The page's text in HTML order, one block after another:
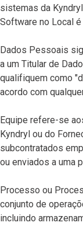
sistemas da
Software no Local é
Dados Pessoais
a um Titular de
qualifiquem como
acordo com
Equipe refere-se
Kyndryl ou do
subcontratados
ou enviados a uma
Processo ou
conjunto de
incluindo